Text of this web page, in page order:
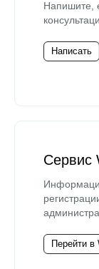
Напишите,
Написать
Сервис
Перейти в